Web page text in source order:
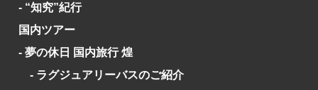
- “知究”紀行
国内ツアー
- 夢の休日 国内旅行 煌
- ラグジュアリーバスのご紹介